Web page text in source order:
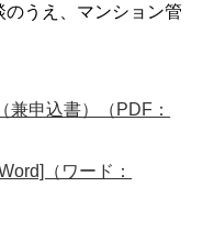
うえ、マンション管
兼申込書）（PDF：
（ワード：